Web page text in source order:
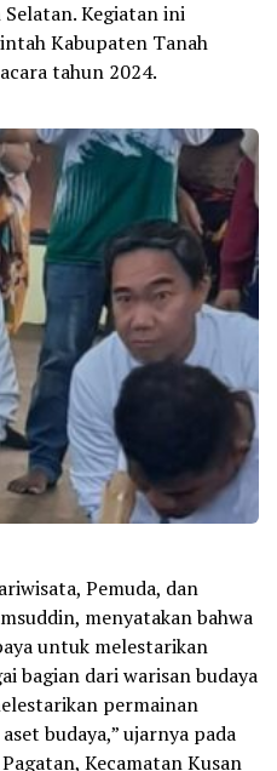
Kegiatan ini
Kabupaten Tanah
tahun 2024.
Pemuda, dan
menyatakan bahwa
untuk melestarikan
bagian dari warisan budaya
permainan
budaya,” ujarnya pada
Kecamatan Kusan